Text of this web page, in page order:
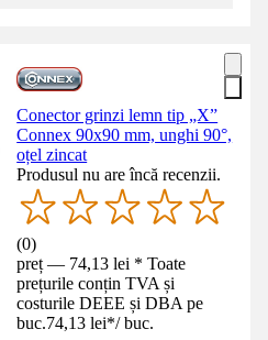
Conector grinzi lemn tip „X”
Connex 90x90 mm, unghi 90°,
oțel zincat
Produsul nu are încă recenzii.
(0)
preț — 74,13 lei * Toate
prețurile conțin TVA și
costurile DEEE și DBA pe
buc.74,13 lei*/ buc.